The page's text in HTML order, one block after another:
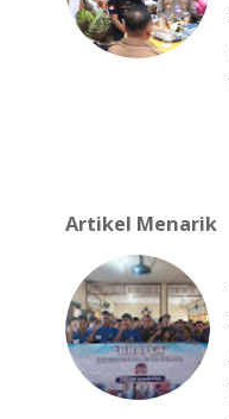
Artikel Menarik